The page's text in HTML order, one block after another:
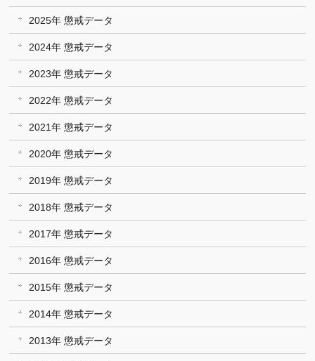
2025年 懲戒データ
2024年 懲戒データ
2023年 懲戒データ
2022年 懲戒データ
2021年 懲戒データ
2020年 懲戒データ
2019年 懲戒データ
2018年 懲戒データ
2017年 懲戒データ
2016年 懲戒データ
2015年 懲戒データ
2014年 懲戒データ
2013年 懲戒データ